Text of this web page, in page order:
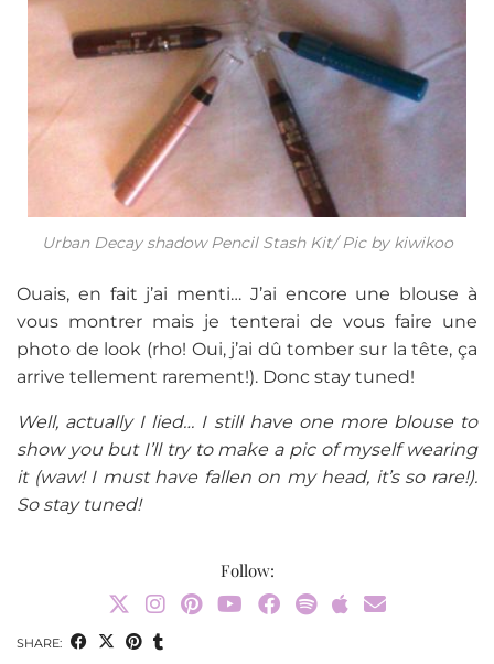
Urban Decay shadow Pencil Stash Kit/ Pic by kiwikoo
Ouais, en fait j’ai menti… J’ai encore une blouse à
vous montrer mais je tenterai de vous faire une
photo de look (rho! Oui, j’ai dû tomber sur la tête, ça
arrive tellement rarement!). Donc stay tuned!
Well, actually I lied… I still have one more blouse to
show you but I’ll try to make a pic of myself wearing
it (waw! I must have fallen on my head, it’s so rare!).
So stay tuned!
Follow:
SHARE: